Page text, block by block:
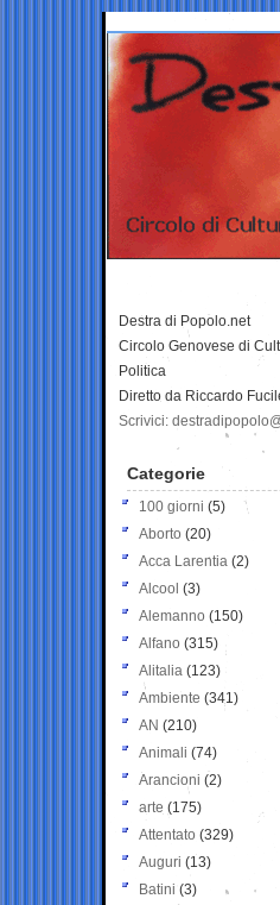
Destra di Popolo.net
Circolo Genovese di
Politica
Diretto da Riccardo
Scrivici:
Categorie
100 giorni (5)
Aborto (20)
Acca Larentia (2)
Alcool (3)
Alemanno (150)
Alfano (315)
Alitalia (123)
Ambiente (341)
AN (210)
Animali (74)
Arancioni (2)
arte (175)
Attentato (329)
Auguri (13)
Batini (3)